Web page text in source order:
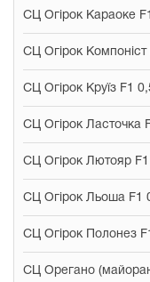
СЦ Огірок Караоке
СЦ Огірок Компоніст
СЦ Огірок Круїз F1
СЦ Огірок Ласточка
СЦ Огірок Лютояр
СЦ Огірок Льоша F1
СЦ Огірок Полонез
СЦ Орегано